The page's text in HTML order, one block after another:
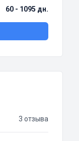
60 - 1095 дн.
3 отзыва